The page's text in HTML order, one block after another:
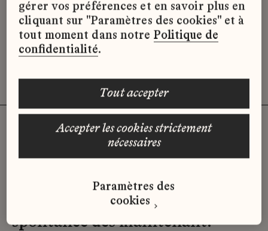
Désolé, il semble qu’il n’y ait pas
d’offres d’emploi disponibles pour le
moment.
Vous n'avez pas trouvé d'offre
qui correspond à votre profil ?
Envoyez-nous votre candidature
spontanée dès maintenant.
gérer vos préférences et en savoir plus en
cliquant sur "Paramètres des cookies" et à
tout moment dans notre Politique de
confidentialité.
accepter les cookies strictement
nécessaires
tout accepter
Paramètres des
cookies